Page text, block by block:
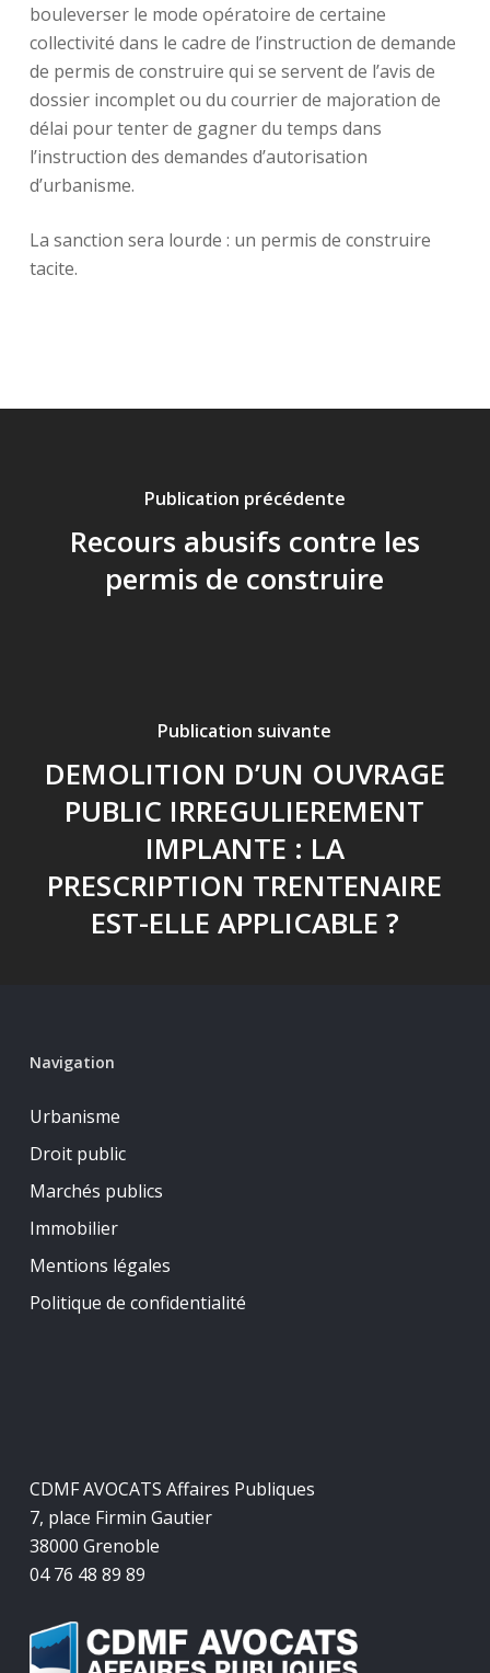
bouleverser le mode opératoire de certaine
collectivité dans le cadre de l’instruction de demande
de permis de construire qui se servent de l’avis de
dossier incomplet ou du courrier de majoration de
délai pour tenter de gagner du temps dans
l’instruction des demandes d’autorisation
d’urbanisme.
La sanction sera lourde : un permis de construire
tacite.
Publication précédente
Recours abusifs contre les
permis de construire
Publication suivante
DEMOLITION D’UN OUVRAGE
PUBLIC IRREGULIEREMENT
IMPLANTE : LA
PRESCRIPTION TRENTENAIRE
EST-ELLE APPLICABLE ?
Navigation
Urbanisme
Droit public
Marchés publics
Immobilier
Mentions légales
Politique de confidentialité
CDMF AVOCATS Affaires Publiques
7, place Firmin Gautier
38000 Grenoble
04 76 48 89 89